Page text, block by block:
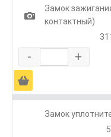
1
Замок
контактный)
- +
Ä
Замок